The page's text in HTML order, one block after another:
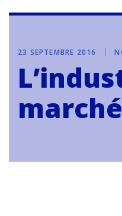
23 SEPTEMBRE 2016